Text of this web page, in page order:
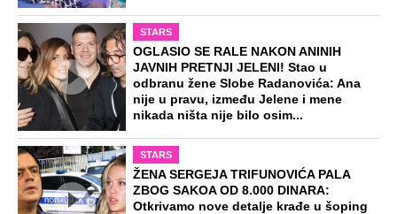
STARS
OGLASIO SE RALE NAKON ANINIH
JAVNIH PRETNJI JELENI! Stao u
odbranu žene Slobe Radanovića: Ana
nije u pravu, između Jelene i mene
nikada ništa nije bilo osim...
STARS
ŽENA SERGEJA TRIFUNOVIĆA PALA
ZBOG SAKOA OD 8.000 DINARA:
Otkrivamo nove detalje krađe u šoping